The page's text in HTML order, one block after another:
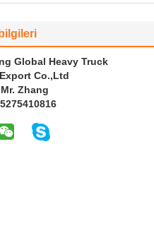
Global Heavy Truck
Co.,Ltd
Mr. Zhang